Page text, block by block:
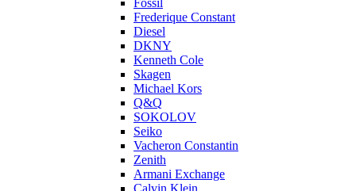
Fossil
Frederique Constant
Diesel
DKNY
Kenneth Cole
Skagen
Michael Kors
Q&Q
SOKOLOV
Seiko
Vacheron Constantin
Zenith
Armani Exchange
Calvin Klein